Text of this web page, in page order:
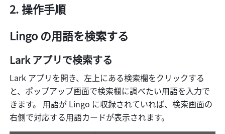
操作手順
Lingo の用語を検索する
Lark アプリで検索する
Lark アプリを開き、左上にある検索欄をクリックする
と、ポップアップ画面で検索欄に調べたい用語を入力で
きます。 用語が Lingo に収録されていれば、検索画面の
右側で対応する用語カードが表示されます。